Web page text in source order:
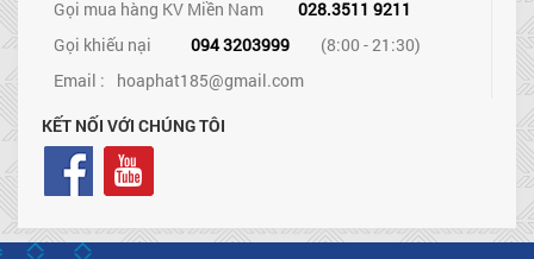
Gọi mua hàng KV Miền Nam
028.3511 9211
Gọi khiếu nại
094 3203999
(8:00 - 21:30)
Email : hoaphat185@gmail.com
KẾT NỐI VỚI CHÚNG TÔI